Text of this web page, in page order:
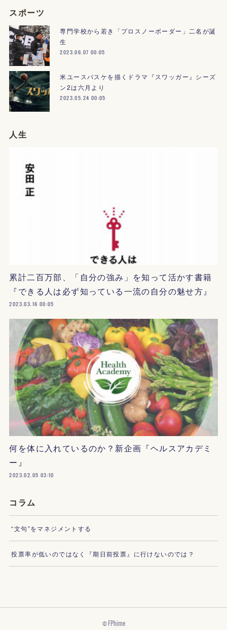
スポーツ
専門学校から若き「プロスノーボーダー」二名が誕
生
2023.06.07 00:05
米ユースバスケを描くドラマ『スワッガー』シーズ
ン2は六月より
2023.05.24 00:05
人生
累計二百万部、「自分の強み」を知って活かす書籍
『できる人は必ず知っている一流の自分の魅せ方』
2023.03.16 00:05
何を体に入れているのか？新企画『ヘルスアカデミ
ー』
2023.02.05 03:10
コラム
“文句”をマネジメントする
投票率が低いのではなく『期日前投票』に行けないのでは？
© FPhime